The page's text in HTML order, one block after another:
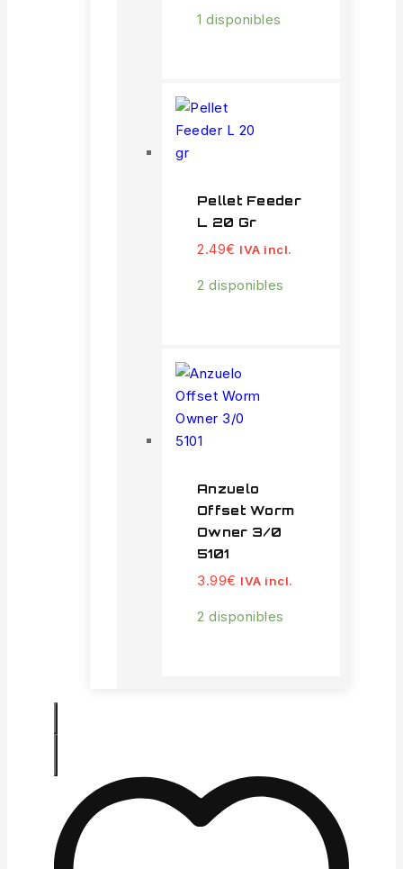
1 disponibles
Pellet Feeder
L 20 Gr
2.49€ IVA incl.
2 disponibles
Anzuelo
Offset Worm
Owner 3/0
5101
3.99€ IVA incl.
2 disponibles